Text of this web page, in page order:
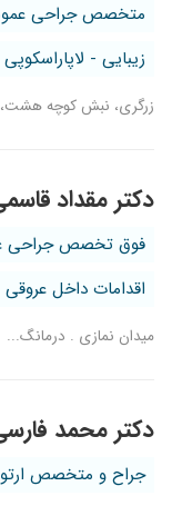
متخصص جراحی
زیبایی - لاپاراسکوپی
زرگری، نبش کوچه
دکتر مقداد
فوق تخصص جراحی
اقدامات داخل عروقی
میدان نمازی . درمانگ...
دکتر محمد
جراح و متخصص